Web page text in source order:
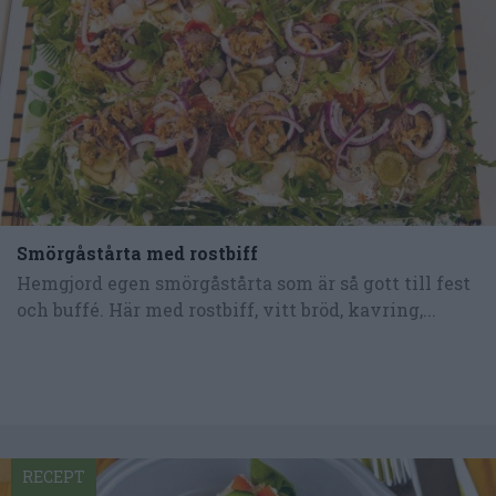
Smörgåstårta med rostbiff
Hemgjord egen smörgåstårta som är så gott till fest
och buffé. Här med rostbiff, vitt bröd, kavring,...
RECEPT